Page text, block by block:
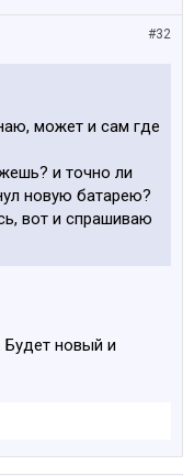
#32
может и сам где
и точно ли
новую батарею?
вот и спрашиваю
новый и